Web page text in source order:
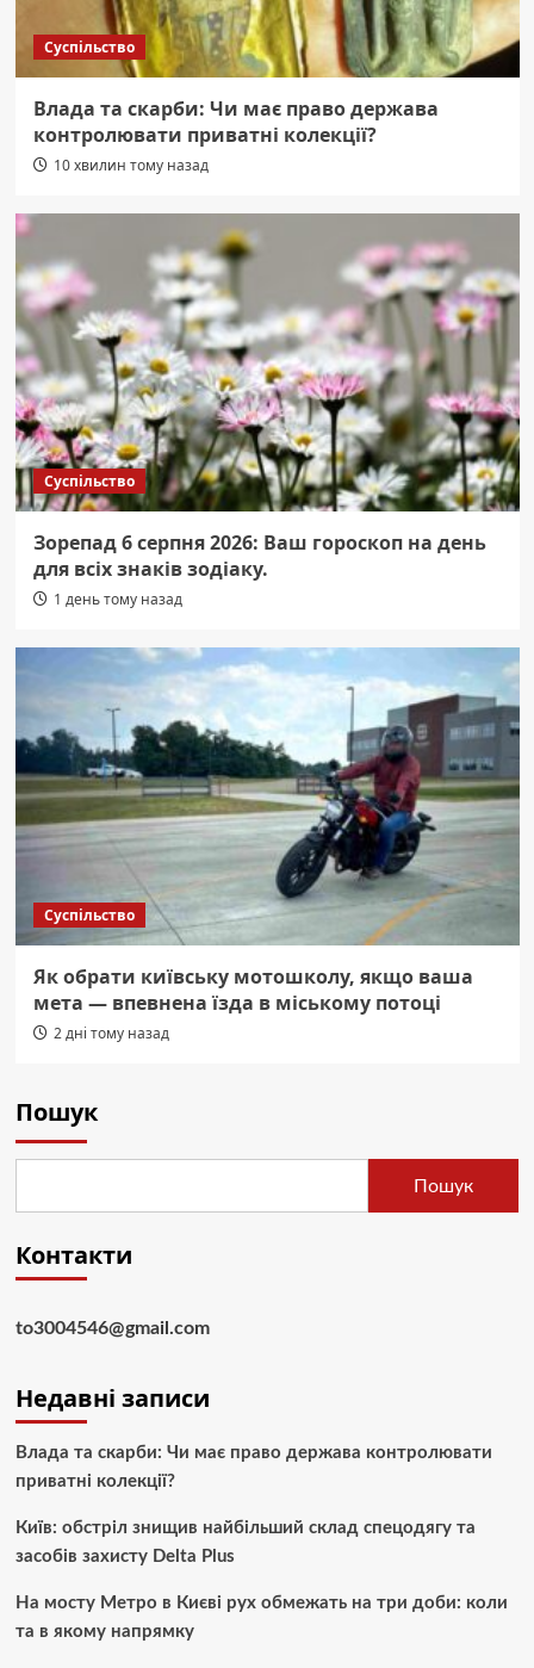
Суспільство
Влада та скарби: Чи має право держава
контролювати приватні колекції?
10 хвилин тому назад
Суспільство
Зорепад 6 серпня 2026: Ваш гороскоп на день
для всіх знаків зодіаку.
1 день тому назад
Суспільство
Як обрати київську мотошколу, якщо ваша
мета — впевнена їзда в міському потоці
2 дні тому назад
Пошук
Пошук
Контакти
to3004546@gmail.com
Недавні записи
Влада та скарби: Чи має право держава контролювати
приватні колекції?
Київ: обстріл знищив найбільший склад спецодягу та
засобів захисту Delta Plus
На мосту Метро в Києві рух обмежать на три доби: коли
та в якому напрямку